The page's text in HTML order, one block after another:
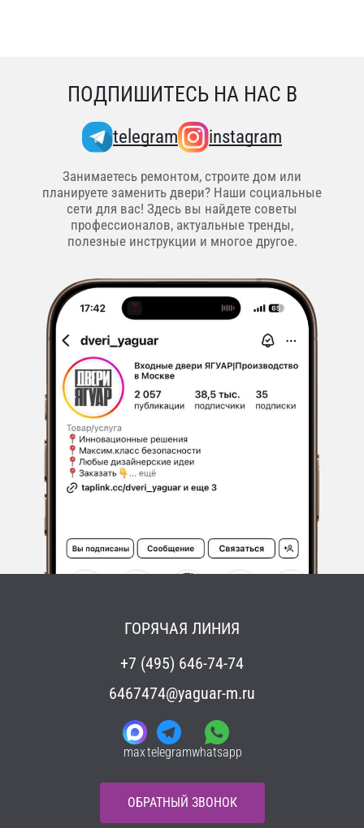
ПОДПИШИТЕСЬ НА НАС В
telegram instagram
Занимаетесь ремонтом, строите дом или
планируете заменить двери? Наши социальные
сети для вас! Здесь вы найдете советы
профессионалов, актуальные тренды,
полезные инструкции и многое другое.
ГОРЯЧАЯ ЛИНИЯ
+7 (495) 646-74-74
6467474@yaguar-m.ru
maxtelegramwhatsapp
ОБРАТНЫЙ ЗВОНОК